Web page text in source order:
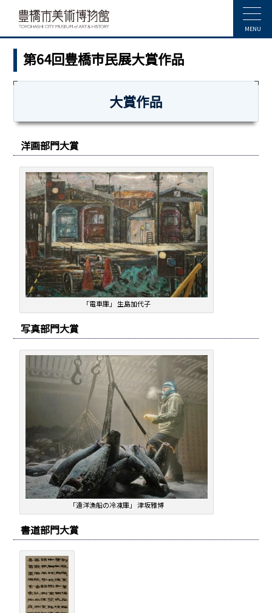
MENU
第64回豊橋市民展大賞作品
大賞作品
洋画部門大賞
「電車庫」 生島加代子
写真部門大賞
「遠洋漁船の冷凍庫」 津坂雅博
書道部門大賞